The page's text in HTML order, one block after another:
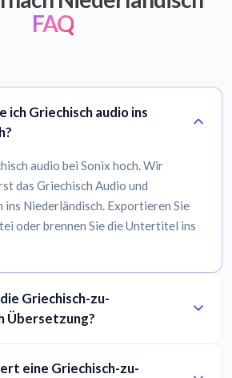
FAQ
Griechisch audio ins
audio bei Sonix hoch. Wir
das Griechisch Audio und
ins Niederländisch. Exportieren Sie
oder brennen Sie die Untertitel ins
Griechisch-zu-
Übersetzung?
eine Griechisch-zu-